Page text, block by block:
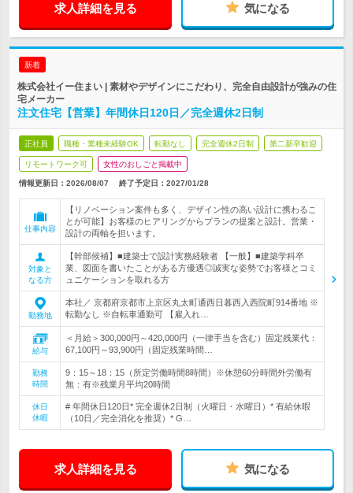
求人詳細を見る 気になる
新着
株式会社イー住まい | 素材やデザインにこだわり、完全自由設計が強みの住
宅メーカー
注文住宅【営業】年間休日120日／完全週休2日制
正社員 職種・業種未経験OK 転勤なし 完全週休2日制 第二新卒歓迎
リモートワーク可 女性のおしごと掲載中
情報更新日：2026/08/07 終了予定日： 2027/01/28
仕事内容
【リノベーション案件も多く、デザイン性の高い設計に携わるこ
とが可能】お客様のヒアリングからプランの提案と設計。営業・
設計の両軸を担います。
対象と
なる方
【幹部候補】■建築士で設計実務経験者 【一般】■建築学科卒
業、図面を書いたことがある方優遇◎誠実な姿勢でお客様とコミ
ュニケーションを取れる方
勤務地
本社／ 京都府京都市上京区丸太町通西日暮西入西院町914番地 ※
転勤なし ※自転車通勤可 【雇入れ…
給与
＜月給＞300,000円～420,000円（一律手当を含む）固定残業代：
67,100円～93,900円（固定残業時間…
勤務
時間
9：15～18：15（所定労働時間8時間）※休憩60分時間外労働有
無：有※残業月平均20時間
休日
休暇
# 年間休日120日* 完全週休2日制（火曜日・水曜日）* 有給休暇
（10日／完全消化を推奨）* G…
求人詳細を見る 気になる